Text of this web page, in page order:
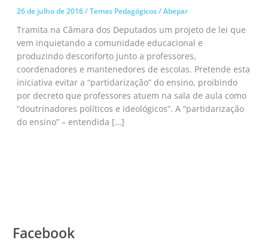
26 de julho de 2016/Temas Pedagógicos/Abepar
Tramita na Câmara dos Deputados um projeto de lei que
vem inquietando a comunidade educacional e
produzindo desconforto junto a professores,
coordenadores e mantenedores de escolas. Pretende esta
iniciativa evitar a “partidarização” do ensino, proibindo
por decreto que professores atuem na sala de aula como
“doutrinadores políticos e ideológicos”. A “partidarização
do ensino” – entendida […]
Facebook